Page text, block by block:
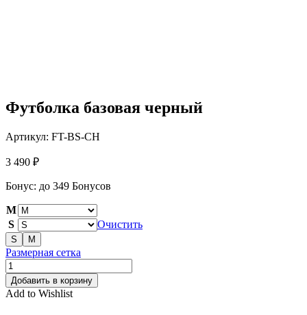
Футболка базовая черный
Артикул: FT-BS-CH
3 490 ₽
Бонус: до 349 Бонусов
M
S
Очистить
S M
Размерная сетка
Количество
товара
Футболка
базовая
Добавить в корзину
Add to Wishlist